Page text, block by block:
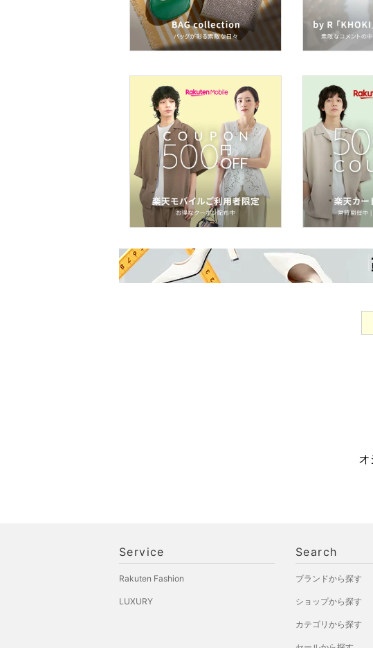
Service
Rakuten Fashion
LUXURY
Search
ブランドから探す
ショップから探す
カテゴリから探す